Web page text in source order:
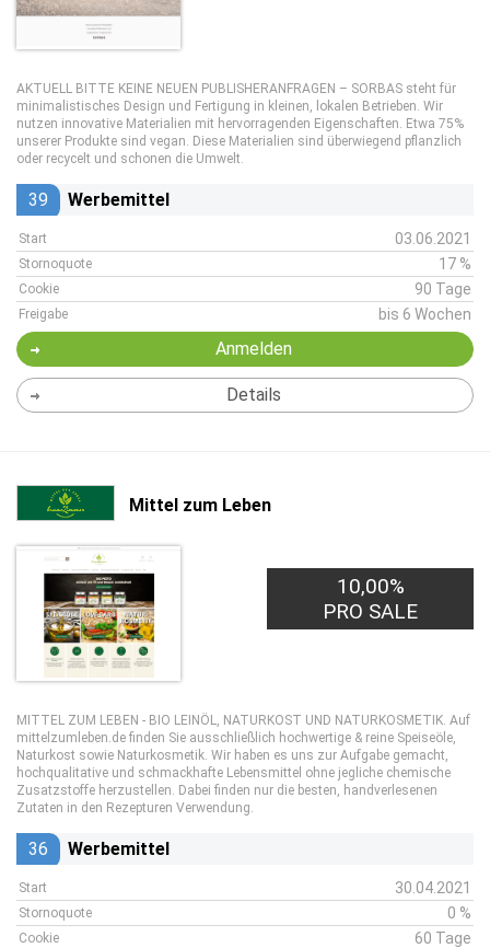
AKTUELL BITTE KEINE NEUEN PUBLISHERANFRAGEN – SORBAS steht für
minimalistisches Design und Fertigung in kleinen, lokalen Betrieben. Wir
nutzen innovative Materialien mit hervorragenden Eigenschaften. Etwa 75%
unserer Produkte sind vegan. Diese Materialien sind überwiegend pflanzlich
oder recycelt und schonen die Umwelt.
39 Werbemittel
Start 03.06.2021
Stornoquote 17 %
Cookie 90 Tage
Freigabe bis 6 Wochen
Anmelden
Details
Mittel zum Leben
10,00%
PRO SALE
MITTEL ZUM LEBEN - BIO LEINÖL, NATURKOST UND NATURKOSMETIK. Auf
mittelzumleben.de finden Sie ausschließlich hochwertige & reine Speiseöle,
Naturkost sowie Naturkosmetik. Wir haben es uns zur Aufgabe gemacht,
hochqualitative und schmackhafte Lebensmittel ohne jegliche chemische
Zusatzstoffe herzustellen. Dabei finden nur die besten, handverlesenen
Zutaten in den Rezepturen Verwendung.
36 Werbemittel
Start 30.04.2021
Stornoquote 0 %
Cookie 60 Tage